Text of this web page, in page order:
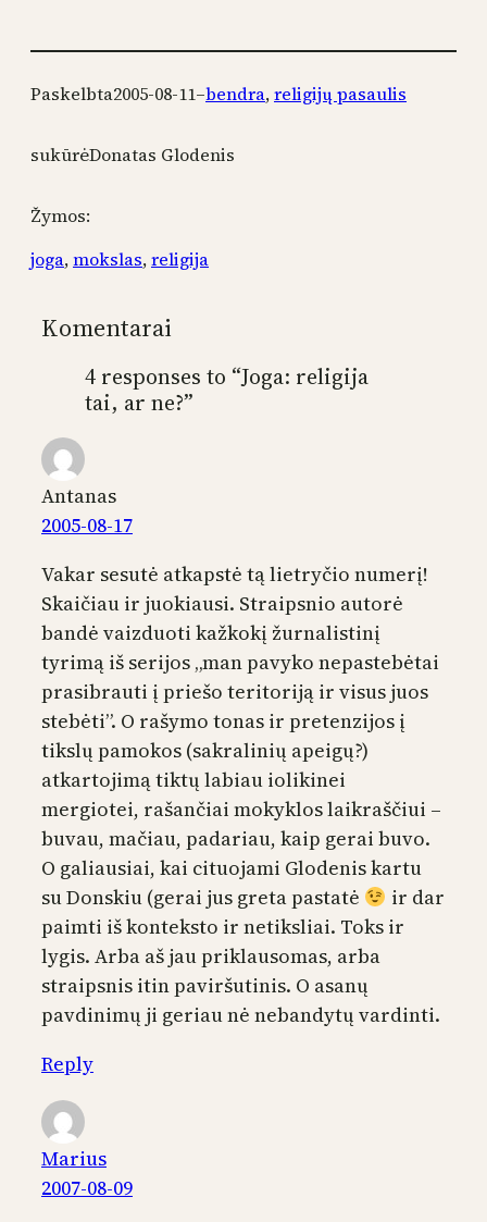
Paskelbta2005-08-11–bendra, religijų pasaulis
sukūrėDonatas Glodenis
Žymos:
joga, mokslas, religija
Komentarai
4 responses to “Joga: religija
tai, ar ne?”
Antanas
2005-08-17
Vakar sesutė atkapstė tą lietryčio numerį!
Skaičiau ir juokiausi. Straipsnio autorė
bandė vaizduoti kažkokį žurnalistinį
tyrimą iš serijos „man pavyko nepastebėtai
prasibrauti į priešo teritoriją ir visus juos
stebėti”. O rašymo tonas ir pretenzijos į
tikslų pamokos (sakralinių apeigų?)
atkartojimą tiktų labiau iolikinei
mergiotei, rašančiai mokyklos laikraščiui –
buvau, mačiau, padariau, kaip gerai buvo.
O galiausiai, kai cituojami Glodenis kartu
su Donskiu (gerai jus greta pastatė
ir dar
paimti iš konteksto ir netiksliai. Toks ir
lygis. Arba aš jau priklausomas, arba
straipsnis itin paviršutinis. O asanų
pavdinimų ji geriau nė nebandytų vardinti.
Reply
Marius
2007-08-09